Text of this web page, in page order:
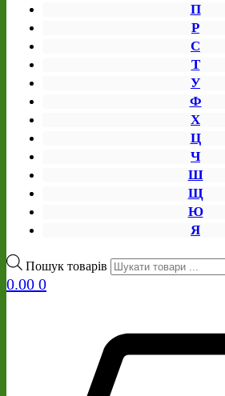
П
Р
С
Т
У
Ф
Х
Ц
Ч
Ш
Щ
Ю
Я
Пошук товарів
0.00 0